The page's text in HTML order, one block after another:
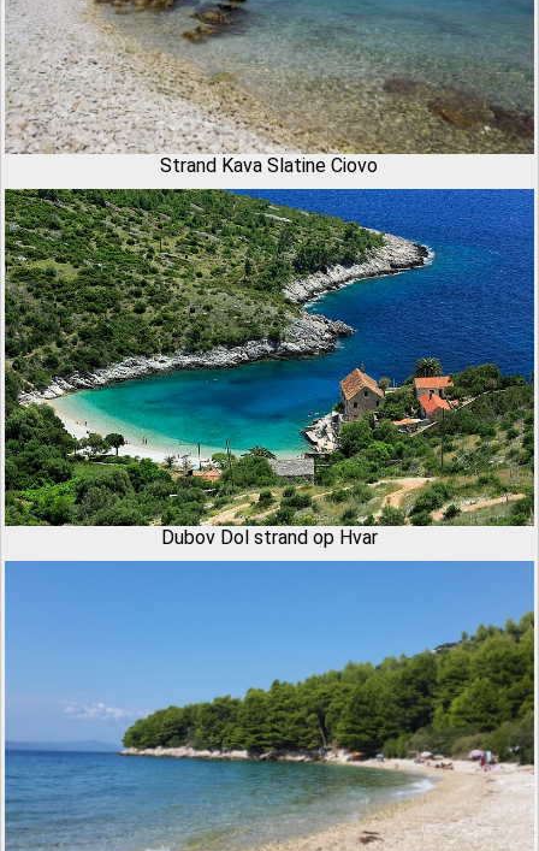
Strand Kava Slatine Ciovo
Dubov Dol strand op Hvar